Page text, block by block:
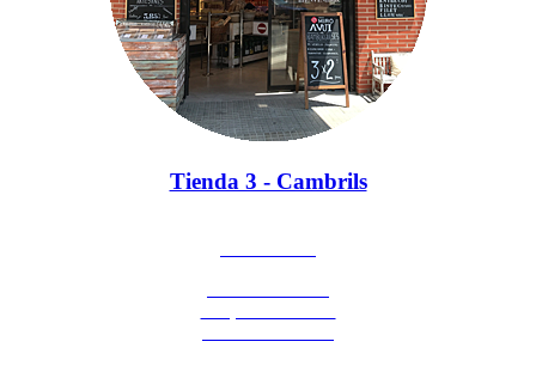
Tienda 3 - Cambrils